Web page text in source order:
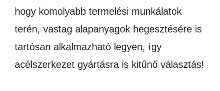
hogy komolyabb termelési munkálatok
terén, vastag alapanyagok hegesztésére is
tartósan alkalmazható legyen, így
acélszerkezet gyártásra is kitűnő választás!